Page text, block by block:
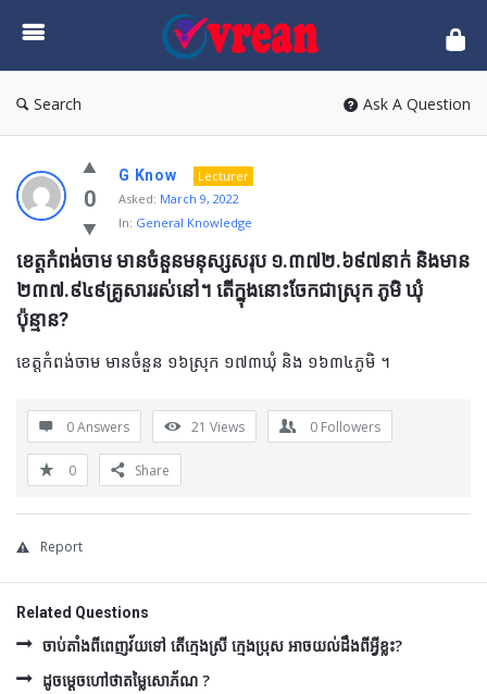
vrean.com
Search Ask A Question
0
G Know
Lecturer
Asked: March 9, 2022
In: General Knowledge
ខេត្តកំពង់ចាម មានចំនួនមនុស្សសរុប ១.៣៧២.៦៩៧នាក់ និងមាន
២៣៧.៩៤៩គ្រូសាររស់នៅ។ តើក្នុងនោះចែកជាស្រុក ភូមិ ឃុំ
ប៉ុន្មាន?
ខេត្តកំពង់ចាម មានចំនួន ១៦ស្រុក ១៧៣ឃុំ និង ១៦៣៤ភូមិ ។
0 Answers 21 Views 0 Followers
0 Share
Report
Related Questions
ចាប់តាំងពីពេញវ័យទៅ តើក្មេងស្រី ក្មេងប្រុស អាចយល់ដឹងពីអ្វីខ្លះ?
ដូចម្ដេចហៅថាតម្លៃសោភ័ណ ?